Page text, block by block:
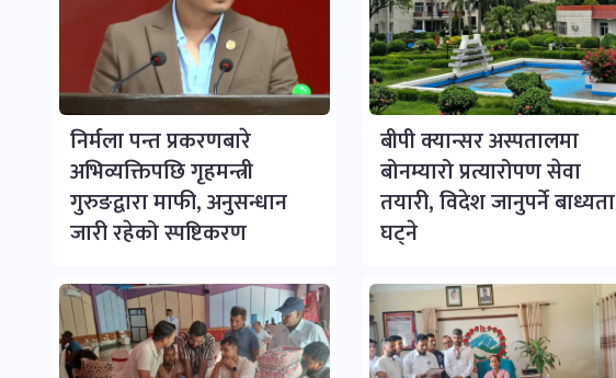
निर्मला पन्त प्रकरणबारे
अभिव्यक्तिपछि गृहमन्त्री
गुरुङद्वारा माफी, अनुसन्धान
जारी रहेको स्पष्टिकरण
बीपी क्यान्सर अस्पतालमा
बोनम्यारो प्रत्यारोपण सेवा
तयारी, विदेश जानुपर्ने बाध्यता
घट्ने